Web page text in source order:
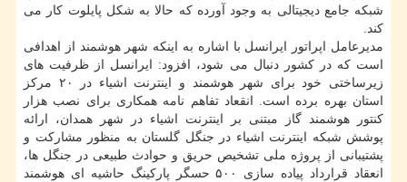
شبكه جامع دیجیتالی به وجود آورده كه حالا به شكل پایلوت كار می
كند.
مدیرعامل اپراتور ایرانسل با اشاره به اینكه شهر هوشمند از اهدافی
است كه در كشور دنبال می شود، افزود: ایرانسل از ظرفیت های
زیرساختی خود برای شهر هوشمند و اینترنت اشیاء در ۲۰ مركز
استان بهره برده است. انقعاد تفاهم نامه همكاری برای نصب هزار
كنتور هوشمند گاز مبتنی بر اینترنت اشیاء در شهر همدان، ارائه
پوشش شبكه اینترنت اشیاء در جنگل گلستان به منظور مشاركت و
پشتیبانی از پروژه ملی تشخیص حریق و حوادث طبیعی در جنگل ها،
انعقاد قرارداد پیاده سازی ۵۰۰ حسگر پاركینگ حاشیه ای هوشمند